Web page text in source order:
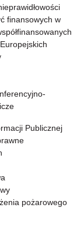
finansowych w
Publicznej
pożarowego